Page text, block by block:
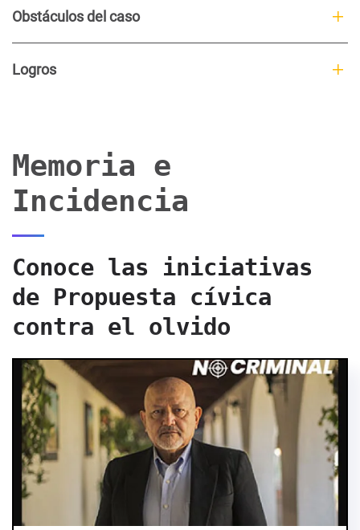
Obstáculos del caso
Logros
Memoria e
Incidencia
Conoce las iniciativas
de Propuesta cívica
contra el olvido